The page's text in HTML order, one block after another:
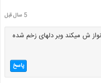
5 سال قبل
ش میکند وبر دلهای زخم شده
پاسخ